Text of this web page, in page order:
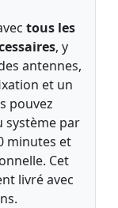
tous les
, y
antennes,
et un
pouvez
système par
minutes et
Cet
livré avec